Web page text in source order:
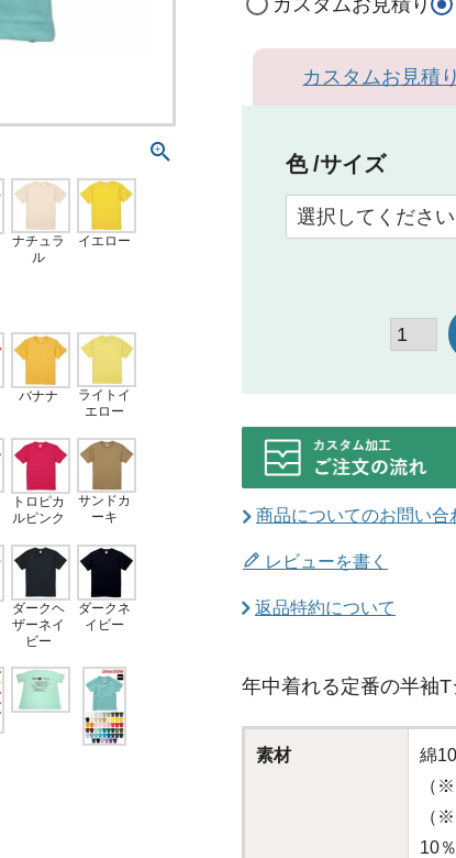
ナチュラ
ル
イエロー
バナナ
ライトイ
エロー
トロピカ
ルピンク
サンドカ
ーキ
ダークヘ
ザーネイ
ビー
ダークネ
イビー
カスタムお見積り
カスタムお見積り
色 サイズ
商品についてのお問い合
レビューを書く
返品特約について
年中着れる定番の半袖T
素材
綿
（
（
10％